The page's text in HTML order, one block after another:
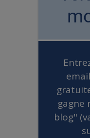
gagne
blog"